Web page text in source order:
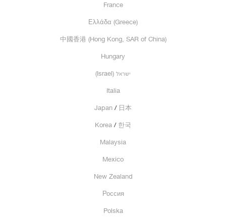
France
Ελλάδα (Greece)
中國香港 (Hong Kong, SAR of China)
Hungary
ישראל (Israel)
Italia
Japan / 日本
Korea / 한국
Malaysia
Mexico
New Zealand
Россия
Polska